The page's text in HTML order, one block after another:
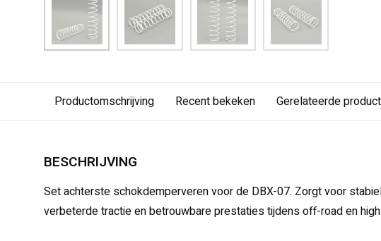
Productomschrijving Recent bekeken Gerelateerde
BESCHRIJVING
Set achterste schokdemperveren voor de DBX-07. Zorgt voor
verbeterde tractie en betrouwbare prestaties tijdens off-road en